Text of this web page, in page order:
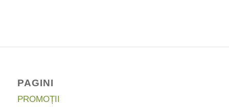
PAGINI
PROMOȚII